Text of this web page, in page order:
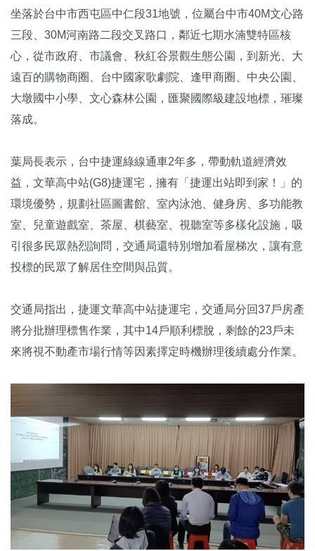
坐落於台中市西屯區中仁段31地號，位屬台中市40M文心路
三段、30M河南路二段交叉路口，鄰近七期水湳雙特區核
心，從市政府、市議會、秋紅谷景觀生態公園，到新光、大
遠百的購物商圈、台中國家歌劇院、逢甲商圈、中央公園、
大墩國中小學、文心森林公園，匯聚國際級建設地標，璀璨
落成。
葉局長表示，台中捷運綠線通車2年多，帶動軌道經濟效
益，文華高中站(G8)捷運宅，擁有「捷運出站即到家！」的
環境優勢，規劃社區圖書館、室內泳池、健身房、多功能教
室、兒童遊戲室、茶屋、棋藝室、視聽室等多樣化設施，吸
引很多民眾熱烈詢問，交通局還特別增加看屋梯次，讓有意
投標的民眾了解居住空間與品質。
交通局指出，捷運文華高中站捷運宅，交通局分回37戶房產
將分批辦理標售作業，其中14戶順利標脫，剩餘的23戶未
來將視不動產市場行情等因素擇定時機辦理後續處分作業。